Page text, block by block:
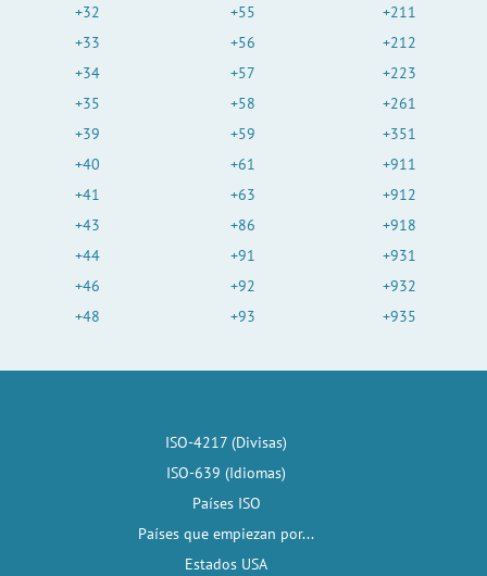
+32
+33
+34
+35
+39
+40
+41
+43
+44
+46
+48
+55
+56
+57
+58
+59
+61
+63
+86
+91
+92
+93
+211
+212
+223
+261
+351
+911
+912
+918
+931
+932
+935
ISO-4217 (Divisas)
ISO-639 (Idiomas)
Países ISO
Países que empiezan por...
Estados USA